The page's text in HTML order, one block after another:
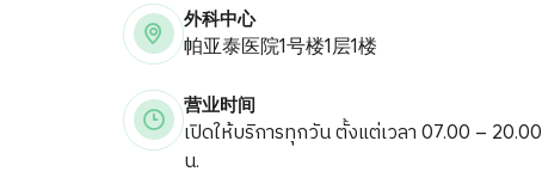
外科中心
帕亚泰医院1号楼1层1楼
营业时间
เปิดให้บริการทุกวัน ตั้งแต่เวลา 07.00 – 20.00
น.